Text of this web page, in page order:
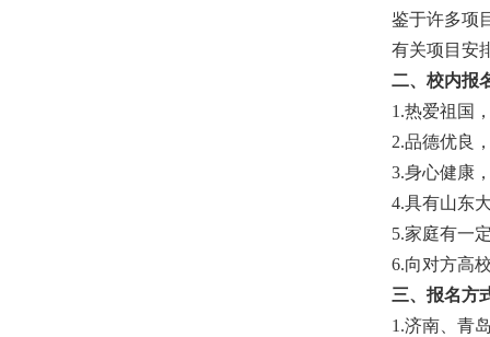
鉴于许多项
有关项目安
二、校内报
1.热爱祖国
2.品德优良
3.身心健康
4.具有山东
5.家庭有一
6.向对方高
三、报名方
1.济南、青